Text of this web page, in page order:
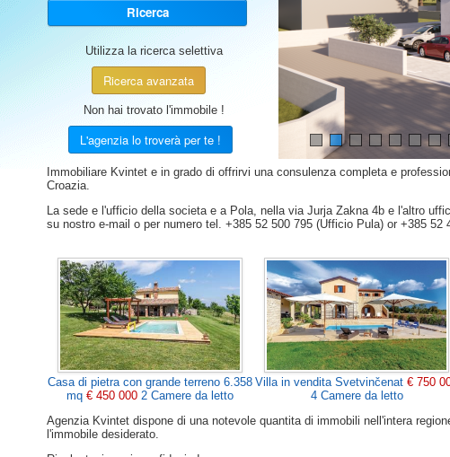
€ 470 000
€ 599 000
€ 63 000
€ 690 000
€ 329 000
€ 499 000
€ 175 000
€ 165 000
€ 325 000
€ 450 000
€ 197 500
€ 420 000
€ 399 000
€ 465 000
€ 370 000
€ 900
€ 270 000
€ 545 000
€ 59 000
€ 355 000
€ 520 000
€ 750 000
€ 215 000
€ 349 000
€ 349 000
Utilizza la ricerca selettiva
Ricerca avanzata
Non hai trovato l'immobile !
L'agenzia lo troverà per te !
Immobiliare Kvintet e in grado di offrirvi una consulenza completa e
Croazia.
La sede e l'ufficio della societa e a Pola, nella via Jurja Zakna 4b e l'altro
su nostro e-mail o per numero tel. +385 52 500 795 (Ufficio Pula) or +385 52
Casa di pietra con grande terreno 6.358
mq € 450 000 2 Camere da letto
Villa in vendita Svetvinčenat € 750
4 Camere da letto
Agenzia Kvintet dispone di una notevole quantita di immobili nell'intera
l'immobile desiderato.